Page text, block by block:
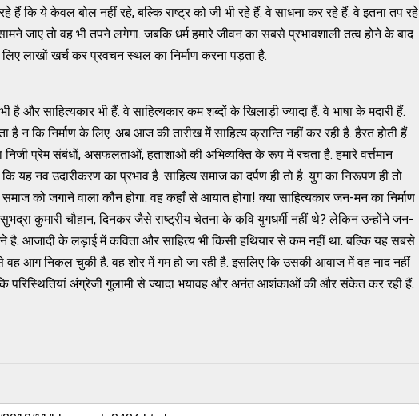
हैं कि ये केवल बोल नहीं रहे, बल्कि राष्ट्र को जी भी रहे हैं. वे साधना कर रहे हैं. वे इतना तप रहे
जाए तो वह भी तपने लगेगा. जबकि धर्म हमारे जीवन का सबसे प्रभावशाली तत्व होने के बाद
लाखों खर्च कर प्रवचन स्थल का निर्माण करना पड़ता है.
है और साहित्यकार भी हैं. वे साहित्यकार कम शब्दों के खिलाड़ी ज्यादा हैं. वे भाषा के मदारी हैं.
है न कि निर्माण के लिए. अब आज की तारीख में साहित्य क्रान्ति नहीं कर रही है. हैरत होती हैं
प्रेम संबंधों, असफलताओं, हताशाओं की अभिव्यक्ति के रूप में रचता है. हमारे वर्त्तमान
यह नव उदारीकरण का प्रभाव है. साहित्य समाज का दर्पण ही तो है. युग का निरूपण ही तो
समाज को जगाने वाला कौन होगा. वह कहाँ से आयात होगा! क्या साहित्यकार जन-मन का निर्माण
कुमारी चौहान, दिनकर जैसे राष्ट्रीय चेतना के कवि युगधर्मी नहीं थे? लेकिन उन्होंने जन-
है. आजादी के लड़ाई में कविता और साहित्य भी किसी हथियार से कम नहीं था. बल्कि यह सबसे
वह आग निकल चुकी है. वह शोर में गम हो जा रही है. इसलिए कि उसकी आवाज में वह नाद नहीं
परिस्थितियां अंग्रेजी गुलामी से ज्यादा भयावह और अनंत आशंकाओं की और संकेत कर रही हैं.